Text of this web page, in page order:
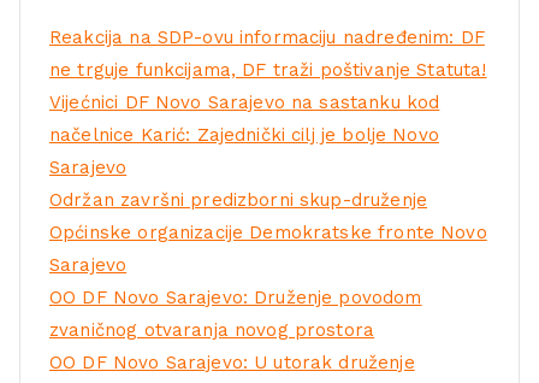
Reakcija na SDP-ovu informaciju nadređenim: DF
ne trguje funkcijama, DF traži poštivanje Statuta!
Vijećnici DF Novo Sarajevo na sastanku kod
načelnice Karić: Zajednički cilj je bolje Novo
Sarajevo
Održan završni predizborni skup-druženje
Općinske organizacije Demokratske fronte Novo
Sarajevo
OO DF Novo Sarajevo: Druženje povodom
zvaničnog otvaranja novog prostora
OO DF Novo Sarajevo: U utorak druženje